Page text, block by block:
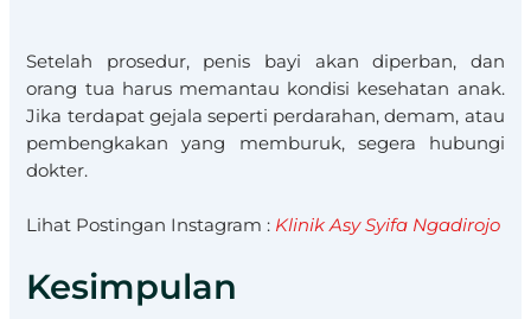
Setelah prosedur, penis bayi akan diperban, dan
orang tua harus memantau kondisi kesehatan anak.
Jika terdapat gejala seperti perdarahan, demam, atau
pembengkakan yang memburuk, segera hubungi
dokter.
Lihat Postingan Instagram : Klinik Asy Syifa Ngadirojo
Kesimpulan